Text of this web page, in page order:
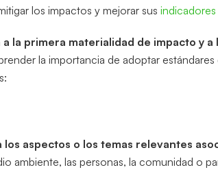
los impactos y mejorar susindicadores
a la primera materialidad de impacto y
la importancia de adoptar
aspectos o los temas relevantes
ambiente, las personas, la comunidad o